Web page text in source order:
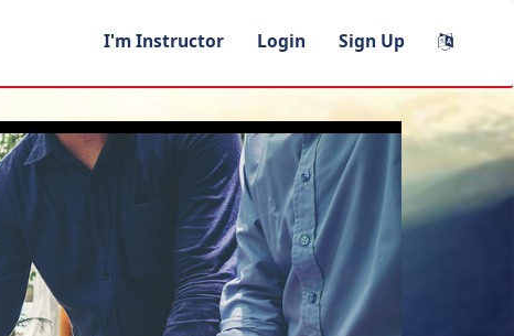
I'm Instructor Login Sign Up